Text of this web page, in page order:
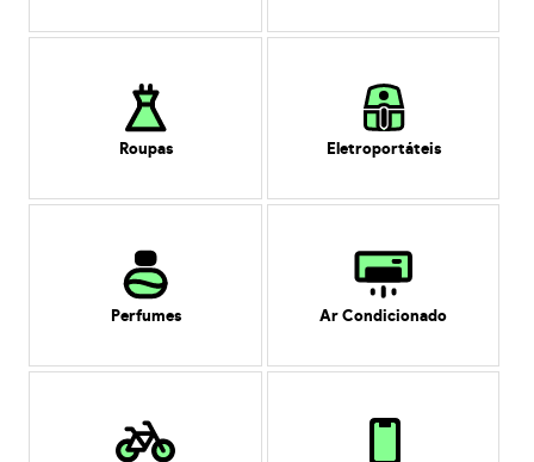
Roupas Eletroportáteis
Perfumes Ar Condicionado